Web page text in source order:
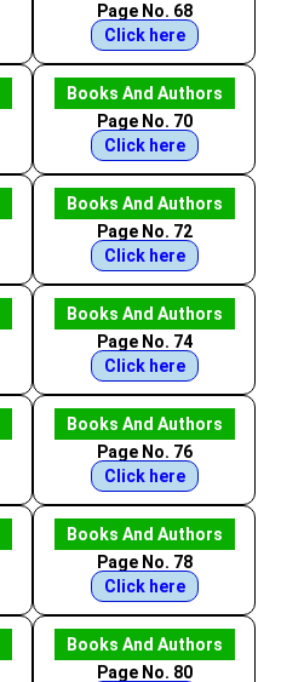
Page No. 68
Click here
Books And Authors
Page No. 70
Click here
Books And Authors
Page No. 72
Click here
Books And Authors
Page No. 74
Click here
Books And Authors
Page No. 76
Click here
Books And Authors
Page No. 78
Click here
Books And Authors
Page No. 80